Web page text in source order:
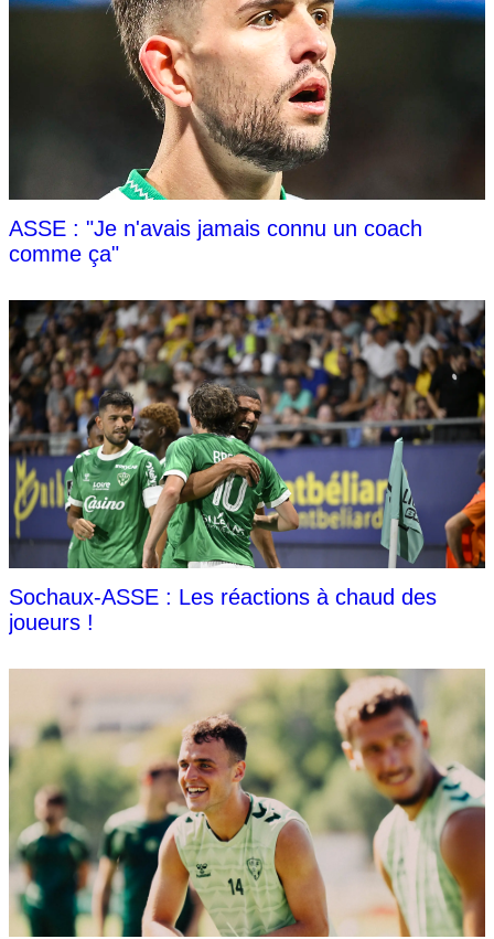
ASSE : "Je n'avais jamais connu un coach
comme ça"
Sochaux-ASSE : Les réactions à chaud des
joueurs !